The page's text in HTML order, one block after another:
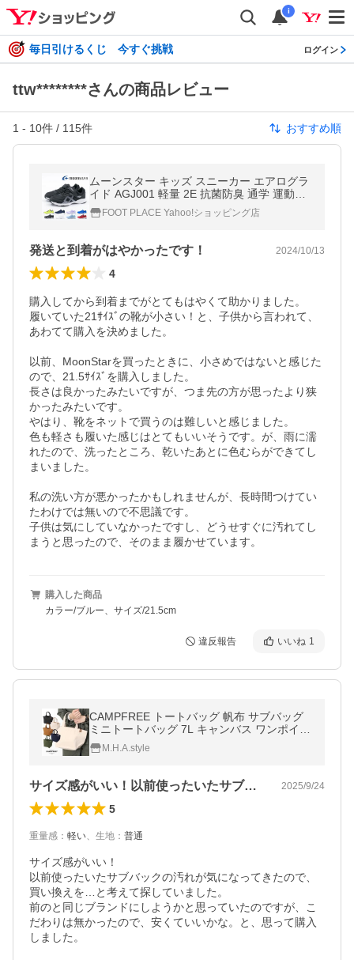
i
毎日引けるくじ 今すぐ挑戦 ログイン
ttw********さんの商品レビュー
1 - 10件 / 115件 おすすめ順
ムーンスター キッズ スニーカー エアログラ
イド AGJ001 軽量 2E 抗菌防臭 通学 運動靴
新学期 マジックテープ ジュニア 19〜24.5c
m FOOT PLACE Yahoo!ショッピング店
発送と到着がはやかったです！ 2024/10/13
4
購入してから到着までがとてもはやくて助かりました。
履いていた21ｻｲｽﾞの靴が小さい！と、子供から言われて、
あわてて購入を決めました。
以前、MoonStarを買ったときに、小さめではないと感じた
ので、21.5ｻｲｽﾞを購入しました。
長さは良かったみたいですが、つま先の方が思ったより狭
かったみたいです。
やはり、靴をネットで買うのは難しいと感じました。
色も軽さも履いた感じはとてもいいそうです。が、雨に濡
れたので、洗ったところ、乾いたあとに色むらができてし
まいました。
私の洗い方が悪かったかもしれませんが、長時間つけてい
たわけでは無いので不思議です。
子供は気にしていなかったですし、どうせすぐに汚れてし
購入した商品
カラー/ブルー、サイズ/21.5cm
違反報告 いいね 1
CAMPFREE トートバッグ 帆布 サブバッグ
ミニトートバッグ 7L キャンバス ワンポイン
ト ランチバッグ 小物入れ コットン 綿 黒
M.H.A.style
サイズ感がいい！以前使ったいたサブバッ… 2025/9/24
5
重量感 ： 軽い、 生地 ： 普通
サイズ感がいい！
以前使ったいたサブバックの汚れが気になってきたので、
買い換えを…と考えて探していました。
前のと同じブランドにしようかと思っていたのですが、こ
だわりは無かったので、安くていいかな。と、思って購入
しました。